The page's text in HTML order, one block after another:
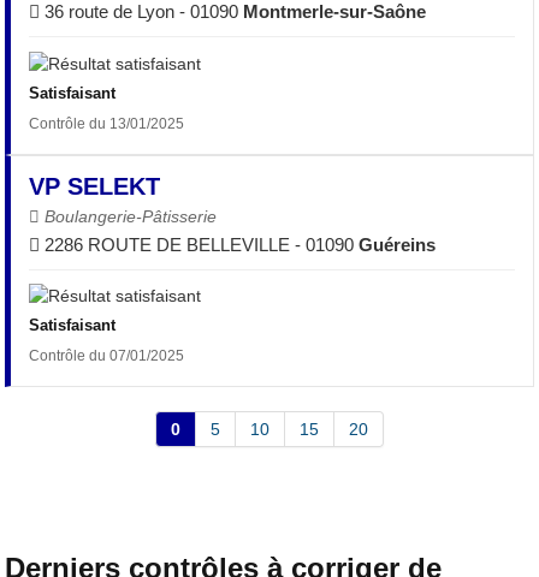
36 route de Lyon - 01090 Montmerle-sur-Saône
Satisfaisant
Contrôle du 13/01/2025
VP SELEKT
Boulangerie-Pâtisserie
2286 ROUTE DE BELLEVILLE - 01090Guéreins
Satisfaisant
Contrôle du 07/01/2025
0 5 10 15 20
Derniers contrôles à corriger de